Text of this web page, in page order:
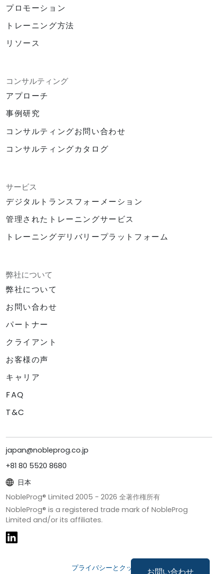
プロモーション
トレーニング方法
リソース
コンサルティング
アプローチ
事例研究
コンサルティングお問い合わせ
コンサルティングカタログ
サービス
デジタルトランスフォーメーション
管理されたトレーニングサービス
トレーニングデリバリープラットフォーム
弊社について
弊社について
お問い合わせ
パートナー
クライアント
お客様の声
キャリア
FAQ
T&C
japan@nobleprog.co.jp
+81 80 5520 8680
日本
NobleProg® Limited 2005 - 2026 全著作権所有
NobleProg® is a registered trade mark of NobleProg
Limited and/or its affiliates.
プライバシーとクッキー